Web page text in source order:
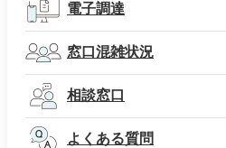
電子調達
窓口混雑状況
相談窓口
よくある質問